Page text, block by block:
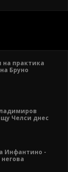
практика
Бруно
Челси днес
Инфантино -